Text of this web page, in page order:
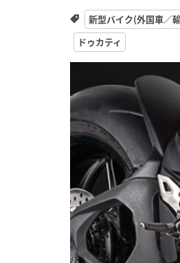
新型バイク(外国車／
ドゥカティ